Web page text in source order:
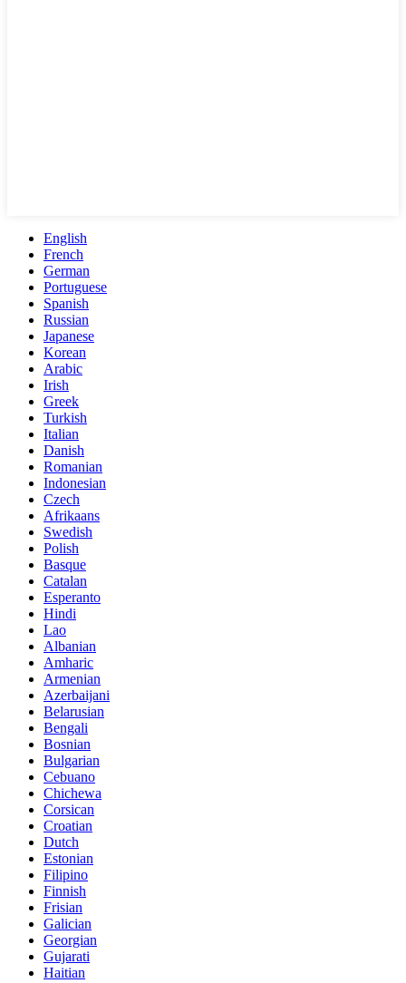
English
French
German
Portuguese
Spanish
Russian
Japanese
Korean
Arabic
Irish
Greek
Turkish
Italian
Danish
Romanian
Indonesian
Czech
Afrikaans
Swedish
Polish
Basque
Catalan
Esperanto
Hindi
Lao
Albanian
Amharic
Armenian
Azerbaijani
Belarusian
Bengali
Bosnian
Bulgarian
Cebuano
Chichewa
Corsican
Croatian
Dutch
Estonian
Filipino
Finnish
Frisian
Galician
Georgian
Gujarati
Haitian